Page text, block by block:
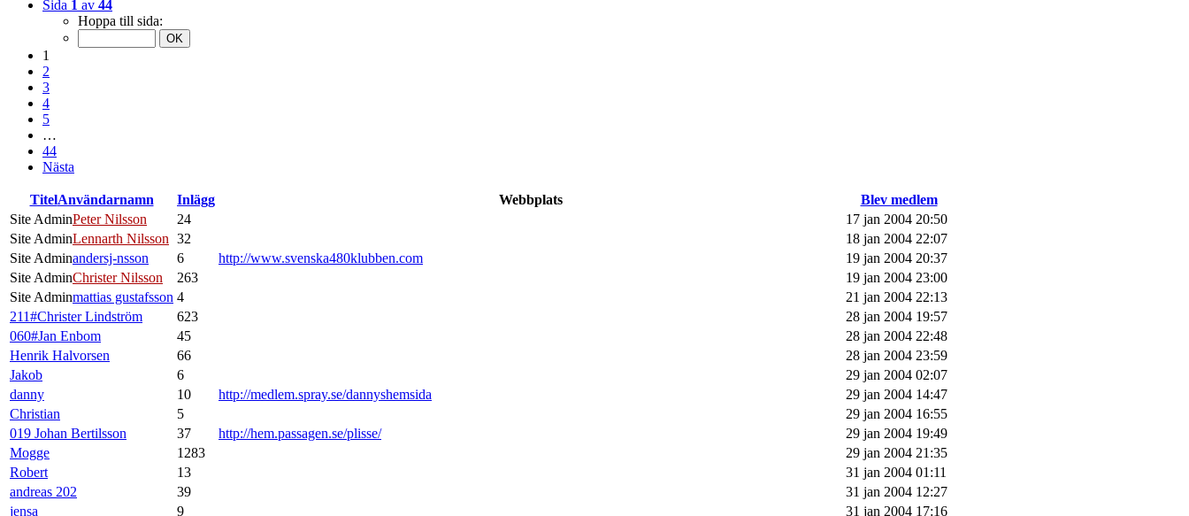
Sida 1 av 44
Hoppa till sida:
1
2
3
4
5
…
44
Nästa
TitelAnvändarnamn Inlägg Webbplats
Blev medlem
Site AdminPeter Nilsson 24
17 jan 2004 20:50
Site AdminLennarth Nilsson 32
18 jan 2004 22:07
Site Adminandersj-nsson 6 http://www.svenska480klubben.com
19 jan 2004 20:37
Site AdminChrister Nilsson 263
19 jan 2004 23:00
Site Adminmattias gustafsson 4
21 jan 2004 22:13
211#Christer Lindström
623
28 jan 2004 19:57
060#Jan Enbom
45
28 jan 2004 22:48
Henrik Halvorsen
66
28 jan 2004 23:59
Jakob
6
29 jan 2004 02:07
danny
10 http://medlem.spray.se/dannyshemsida
29 jan 2004 14:47
Christian
5
29 jan 2004 16:55
019 Johan Bertilsson
37 http://hem.passagen.se/plisse/
29 jan 2004 19:49
Mogge
1283
29 jan 2004 21:35
Robert
13
31 jan 2004 01:11
andreas 202
39
31 jan 2004 12:27
jensa
9
31 jan 2004 17:16